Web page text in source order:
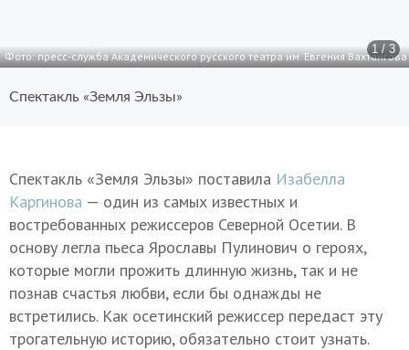
1 / 3
Фото: пресс-служба Академического русского театра им. Евгения Вахтангова
Спектакль «Земля Эльзы»
Спектакль «Земля Эльзы» поставила Изабелла
Каргинова — один из самых известных и
востребованных режиссеров Северной Осетии. В
основу легла пьеса Ярославы Пулинович о героях,
которые могли прожить длинную жизнь, так и не
познав счастья любви, если бы однажды не
встретились. Как осетинский режиссер передаст эту
трогательную историю, обязательно стоит узнать.